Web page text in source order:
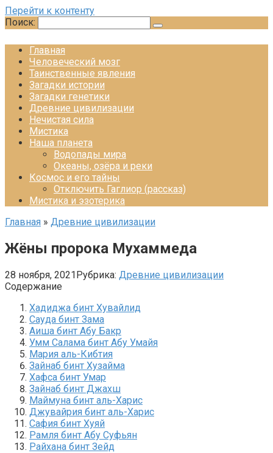
Перейти к контенту
Поиск:
Главная
Человеческий мозг
Таинственные явления
Загадки истории
Загадки генетики
Древние цивилизации
Нечистая сила
Мистика
Наша планета
Водопады мира
Океаны, озёра и реки
Космос и его тайны
Отключить Гаглиор (рассказ)
Мистика и эзотерика
Главная » Древние цивилизации
Жёны пророка Мухаммеда
28 ноября, 2021Рубрика: Древние цивилизации
Содержание
Хадиджа бинт Хувайлид
Сауда бинт Зама
Аиша бинт Абу Бакр
Умм Салама бинт Абу Умайя
Мария аль-Кибтия
Зайнаб бинт Хузайма
Хафса бинт Умар
Зайнаб бинт Джахш
Маймуна бинт аль-Харис
Джувайрия бинт аль-Харис
Сафия бинт Хуяй
Рамля бинт Абу Суфьян
Райхана бинт Зейд